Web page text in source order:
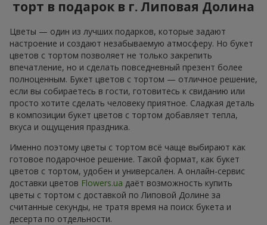
торт в подарок в г. Липовая Долина
Цветы — один из лучших подарков, которые задают
настроение и создают незабываемую атмосферу. Но букет
цветов с тортом позволяет не только закрепить
впечатление, но и сделать повседневный презент более
полноценным. Букет цветов с тортом — отличное решение,
если вы собираетесь в гости, готовитесь к свиданию или
просто хотите сделать человеку приятное. Сладкая деталь
в композиции букет цветов с тортом добавляет тепла,
вкуса и ощущения праздника.
Именно поэтому цветы с тортом всё чаще выбирают как
готовое подарочное решение. Такой формат, как букет
цветов с тортом, удобен и универсален. А онлайн-сервис
доставки цветов Flowers.ua даёт возможность купить
цветы с тортом с доставкой по Липовой Долине за
считанные секунды, не тратя время на поиск букета и
десерта по отдельности.